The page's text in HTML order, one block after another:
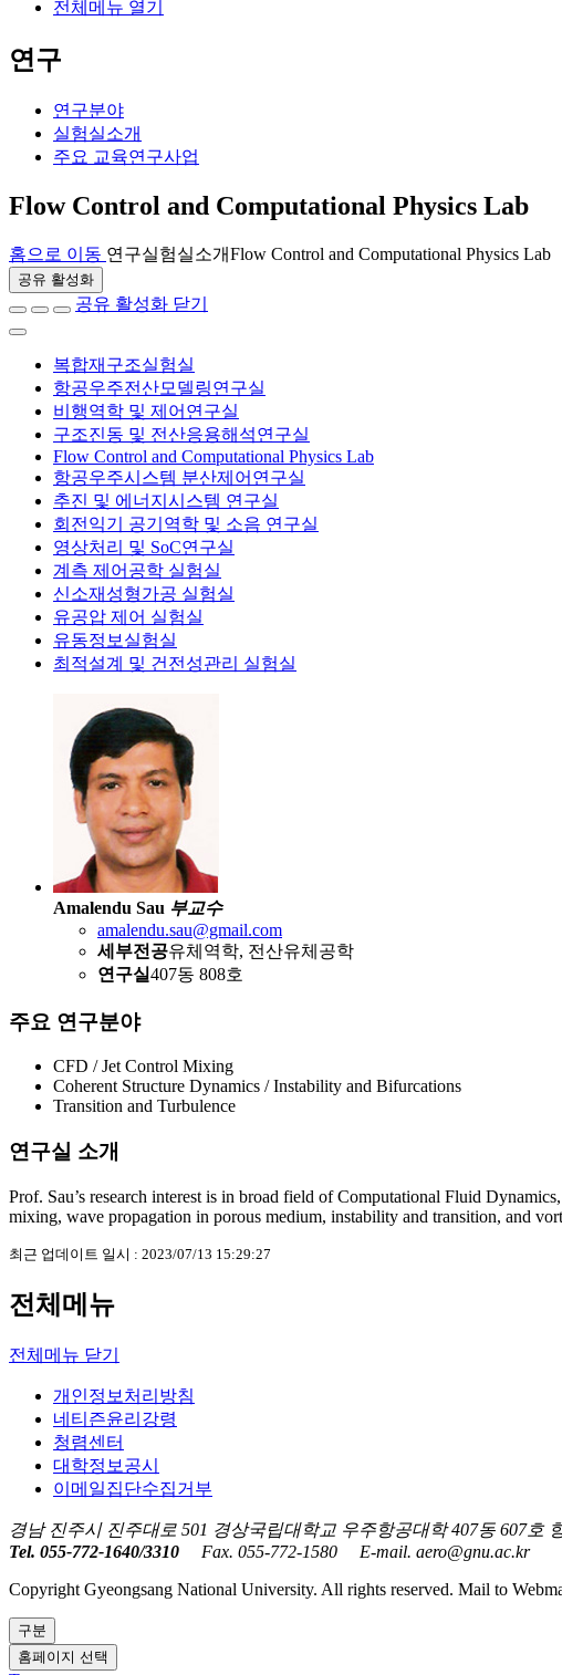
전체메뉴 열기
연구
연구분야
실험실소개
주요 교육연구사업
Flow Control and Computational Physics Lab
홈으로 이동 연구실험실소개Flow Control and Computational Physics Lab
공유 활성화
공유 활성화 닫기
복합재구조실험실
항공우주전산모델링연구실
비행역학 및 제어연구실
구조진동 및 전산응용해석연구실
Flow Control and Computational Physics Lab
항공우주시스템 분산제어연구실
추진 및 에너지시스템 연구실
회전익기 공기역학 및 소음 연구실
영상처리 및 SoC연구실
계측 제어공학 실험실
신소재성형가공 실험실
유공압 제어 실험실
유동정보실험실
최적설계 및 건전성관리 실험실
Amalendu Sau 부교수
amalendu.sau@gmail.com
세부전공유체역학, 전산유체공학
연구실407동 808호
주요 연구분야
CFD / Jet Control Mixing
Coherent Structure Dynamics / Instability and Bifurcations
Transition and Turbulence
연구실 소개
Prof. Sau’s research interest is in broad field of Computational Fluid
mixing, wave propagation in porous medium, instability and transition, and
최근 업데이트 일시 : 2023/07/13 15:29:27
전체메뉴
전체메뉴 닫기
개인정보처리방침
네티즌윤리강령
청렴센터
대학정보공시
이메일집단수집거부
경남 진주시 진주대로 501 경상국립대학교 우주항공대학 407동 607호
Tel. 055-772-1640/3310
Fax. 055-772-1580
E-mail. aero@gnu.ac.kr
Copyright Gyeongsang National University. All rights reserved. Mail to
구분
홈페이지 선택